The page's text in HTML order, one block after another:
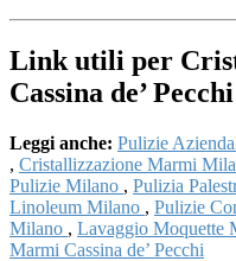
Link utili per
Cassina de’ Pecchi
Leggi anche: Pulizie
, Cristallizzazione Marmi
Pulizie Milano , Pulizia
Linoleum Milano , Pulizie
Milano , Lavaggio Moquette
Marmi Cassina de’ Pecchi